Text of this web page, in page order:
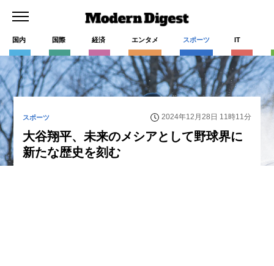
国内 国際 経済 エンタメ スポーツ IT
スポーツ 2024年12月28日 11時11分
大谷翔平、未来のメシアとして野球界に
新たな歴史を刻む